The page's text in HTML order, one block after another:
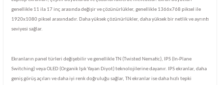
genellikle 11 ila 17 inç arasında değişir ve çözünürlükler, genellikle 1366x768 piksel ile
1920x1080 piksel arasındadır. Daha yüksek çözünürlükler, daha yüksek bir netlik ve ayrıntı
seviyesi sağlar.
Ekranların panel türleri değişebilir ve genellikle TN (Twisted Nematic), IPS (In-Plane
Switching) veya OLED (Organik Işık Yayan Diyot) teknolojilerine dayanır. IPS ekranlar, daha
geniş görüş açıları ve daha iyi renk doğruluğu sağlar, TN ekranlar ise daha hızlı tepki